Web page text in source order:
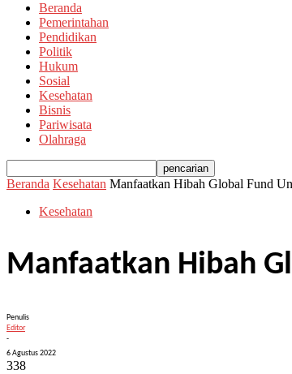
Beranda
Pemerintahan
Pendidikan
Politik
Hukum
Sosial
Kesehatan
Bisnis
Pariwisata
Olahraga
Beranda Kesehatan Manfaatkan Hibah Global Fund
Kesehatan
Manfaatkan Hibah
Penulis
Editor
-
6 Agustus 2022
338